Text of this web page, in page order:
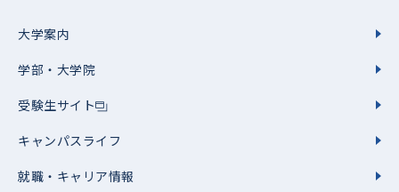
大学案内
学部・大学院
受験生サイト
キャンパスライフ
就職・キャリア情報